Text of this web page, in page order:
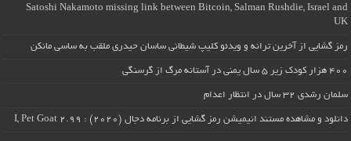
Satoshi Nakamoto missing link between Bitcoin, Salman Rushdie, Israel and
UK
رمز گشایی از آخرین ترانه و ویدئو کلیپ شیطانی ساسان حیدری ملقب به ساسی مانکن
۴۰۰ هزار کودک زیر ۵ سال یمنی در آستانه مرگ از گرسنگی
سلمان رشدی ۳۲ سال در انتظار اعدام
دانلود و مشاهده مستند انیمیشن رمز گشایی از برنامه دجال (۲۰۲۰) : I, Pet Goat 2.99